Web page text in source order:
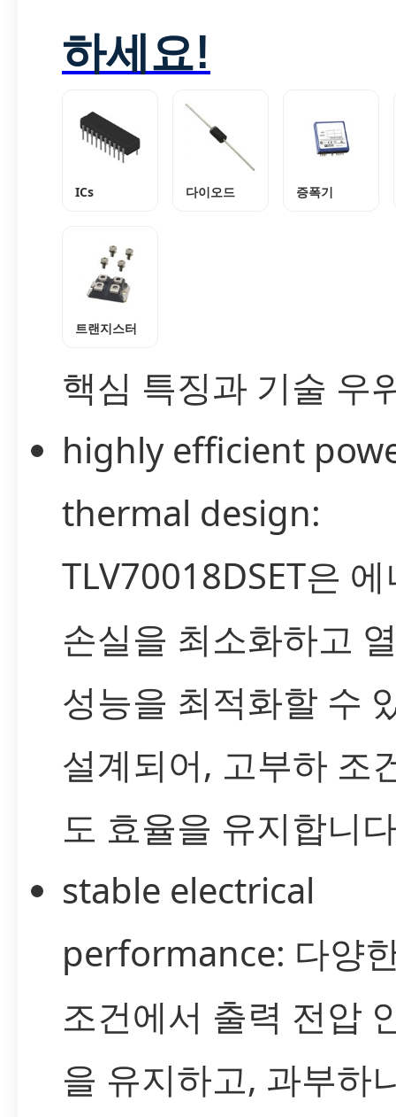
하세요!
ICs 다이오드 증폭기
트랜지스터
핵심 특징과 기술 우
highly efficient
thermal design:
TLV70018DSET은
손실을 최소화하고
성능을 최적화할 수
설계되어, 고부하 조
도 효율을 유지합니
stable electrical
performance: 다양
조건에서 출력 전압
을 유지하고, 과부하